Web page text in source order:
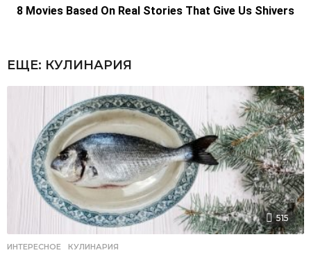
ЕЩЕ: КУЛИНАРИЯ
515
ИНТЕРЕСНОЕ ,КУЛИНАРИЯ